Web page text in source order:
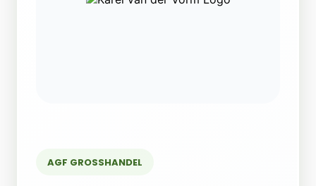
AGF GROSSHANDEL